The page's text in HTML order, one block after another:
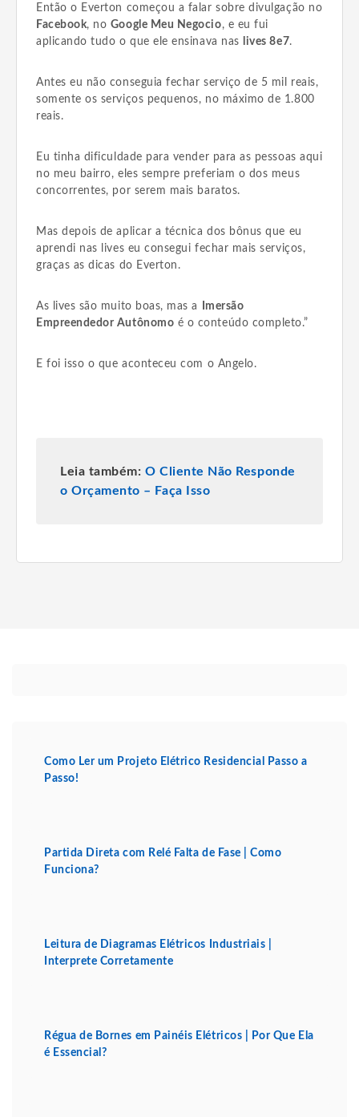
Então o Everton começou a falar sobre divulgação no
Facebook, no Google Meu Negocio, e eu fui
aplicando tudo o que ele ensinava nas
lives 8e7.
Antes eu não conseguia fechar serviço de 5 mil reais,
somente os serviços pequenos, no máximo de 1.800
reais.
Eu tinha dificuldade para vender para as pessoas aqui
no meu bairro, eles sempre preferiam o dos meus
concorrentes, por serem mais baratos.
Mas depois de aplicar a técnica dos bônus que eu
aprendi nas lives eu consegui fechar mais serviços,
graças as dicas do Everton.
As lives são muito boas, mas a
Imersão
Empreendedor Autônomo é o conteúdo completo.”
E foi isso o que aconteceu com o Angelo.
Leia também: O Cliente Não Responde
o Orçamento – Faça Isso
Como Ler um Projeto Elétrico Residencial Passo a
Passo!
Partida Direta com Relé Falta de Fase | Como
Funciona?
Leitura de Diagramas Elétricos Industriais |
Interprete Corretamente
Régua de Bornes em Painéis Elétricos | Por Que Ela
é Essencial?